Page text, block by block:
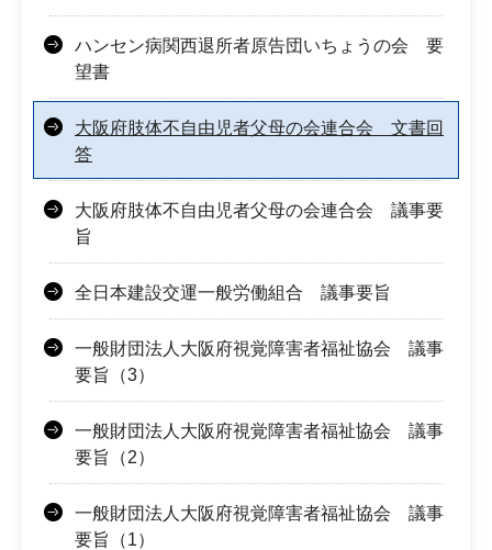
ハンセン病関西退所者原告団いちょうの会 要
望書
大阪府肢体不自由児者父母の会連合会 文書回
答
大阪府肢体不自由児者父母の会連合会 議事要
旨
全日本建設交運一般労働組合 議事要旨
一般財団法人大阪府視覚障害者福祉協会 議事
要旨（3）
一般財団法人大阪府視覚障害者福祉協会 議事
要旨（2）
一般財団法人大阪府視覚障害者福祉協会 議事
要旨（1）